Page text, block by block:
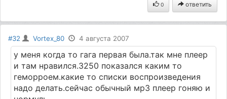
0 ответить
#32 Vortex_80 4 августа 2007
у меня когда то гага первая была.так мне плеер
и там нравился.3250 показался каким то
геморроем.какие то списки воспроизведения
надо делать.сейчас обычный мр3 плеер гоняю и